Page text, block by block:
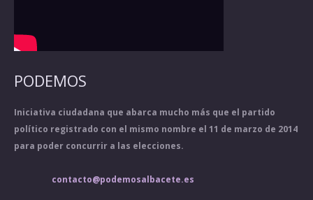
PODEMOS
Iniciativa ciudadana que abarca mucho más que el partido
político registrado con el mismo nombre el 11 de marzo de 2014
para poder concurrir a las elecciones.
contacto@podemosalbacete.es